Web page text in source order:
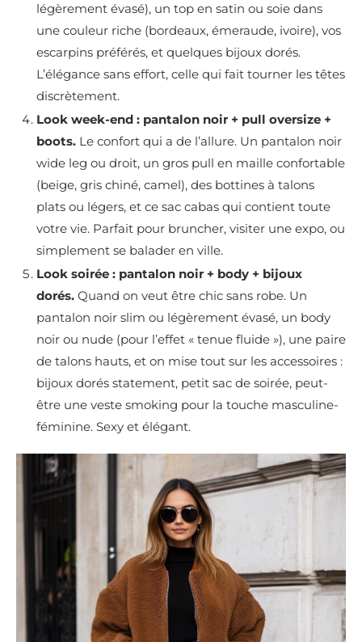
légèrement évasé), un top en satin ou soie dans
une couleur riche (bordeaux, émeraude, ivoire), vos
escarpins préférés, et quelques bijoux dorés.
L’élégance sans effort, celle qui fait tourner les têtes
discrètement.
Look week-end : pantalon noir + pull oversize +
boots. Le confort qui a de l’allure. Un pantalon noir
wide leg ou droit, un gros pull en maille confortable
(beige, gris chiné, camel), des bottines à talons
plats ou légers, et ce sac cabas qui contient toute
votre vie. Parfait pour bruncher, visiter une expo, ou
simplement se balader en ville.
Look soirée : pantalon noir + body + bijoux
dorés. Quand on veut être chic sans robe. Un
pantalon noir slim ou légèrement évasé, un body
noir ou nude (pour l’effet « tenue fluide »), une paire
de talons hauts, et on mise tout sur les accessoires :
bijoux dorés statement, petit sac de soirée, peut-
être une veste smoking pour la touche masculine-
féminine. Sexy et élégant.